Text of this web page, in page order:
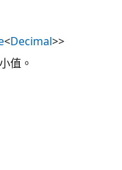
<Decimal>>
值。